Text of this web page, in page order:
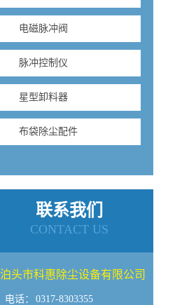
电磁脉冲阀
脉冲控制仪
星型卸料器
布袋除尘配件
联系我们
CONTACT US
泊头市科惠除尘设备有限公司
电话：
0317-8303355